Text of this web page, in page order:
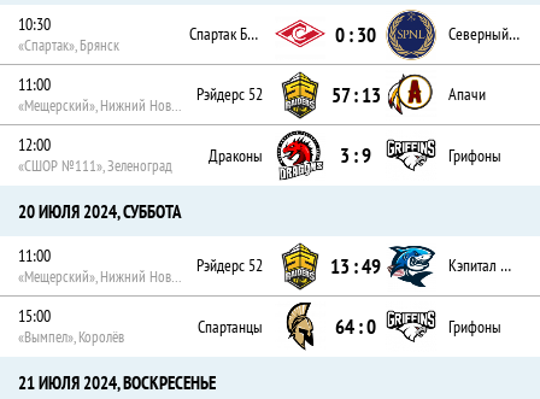
10:30
«Спартак», Брянск Спартак Брянск 0 : 30 Северный Легион
11:00
«Мещерский», Нижний Новгород Рэйдерс 52 57 : 13 Апачи
12:00
«СШОР №111», Зеленоград Драконы 3 : 9 Грифоны
20 ИЮЛЯ 2024, СУББОТА
11:00
«Мещерский», Нижний Новгород Рэйдерс 52 13 : 49 Кэпитал Шаркс
15:00
«Вымпел», Королёв Спартанцы 64 : 0 Грифоны
21 ИЮЛЯ 2024, ВОСКРЕСЕНЬЕ